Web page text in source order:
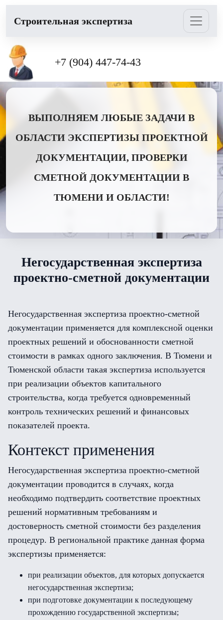
Cтроительная экспертиза
+7 (904) 447-74-43
ВЫПОЛНЯЕМ ЛЮБЫЕ ЗАДАЧИ В
ОБЛАСТИ ЭКСПЕРТИЗЫ ПРОЕКТНОЙ
ДОКУМЕНТАЦИИ, ПРОВЕРКИ
СМЕТНОЙ ДОКУМЕНТАЦИИ В
ТЮМЕНИ И ОБЛАСТИ!
Негосударственная экспертиза
проектно-сметной документации
Негосударственная экспертиза проектно-сметной
документации применяется для комплексной оценки
проектных решений и обоснованности сметной
стоимости в рамках одного заключения. В Тюмени и
Тюменской области такая экспертиза используется
при реализации объектов капитального
строительства, когда требуется одновременный
контроль технических решений и финансовых
показателей проекта.
Контекст применения
Негосударственная экспертиза проектно-сметной
документации проводится в случаях, когда
необходимо подтвердить соответствие проектных
решений нормативным требованиям и
достоверность сметной стоимости без разделения
процедур. В региональной практике данная форма
экспертизы применяется:
при реализации объектов, для которых допускается
негосударственная экспертиза;
при подготовке документации к последующему
прохождению государственной экспертизы;